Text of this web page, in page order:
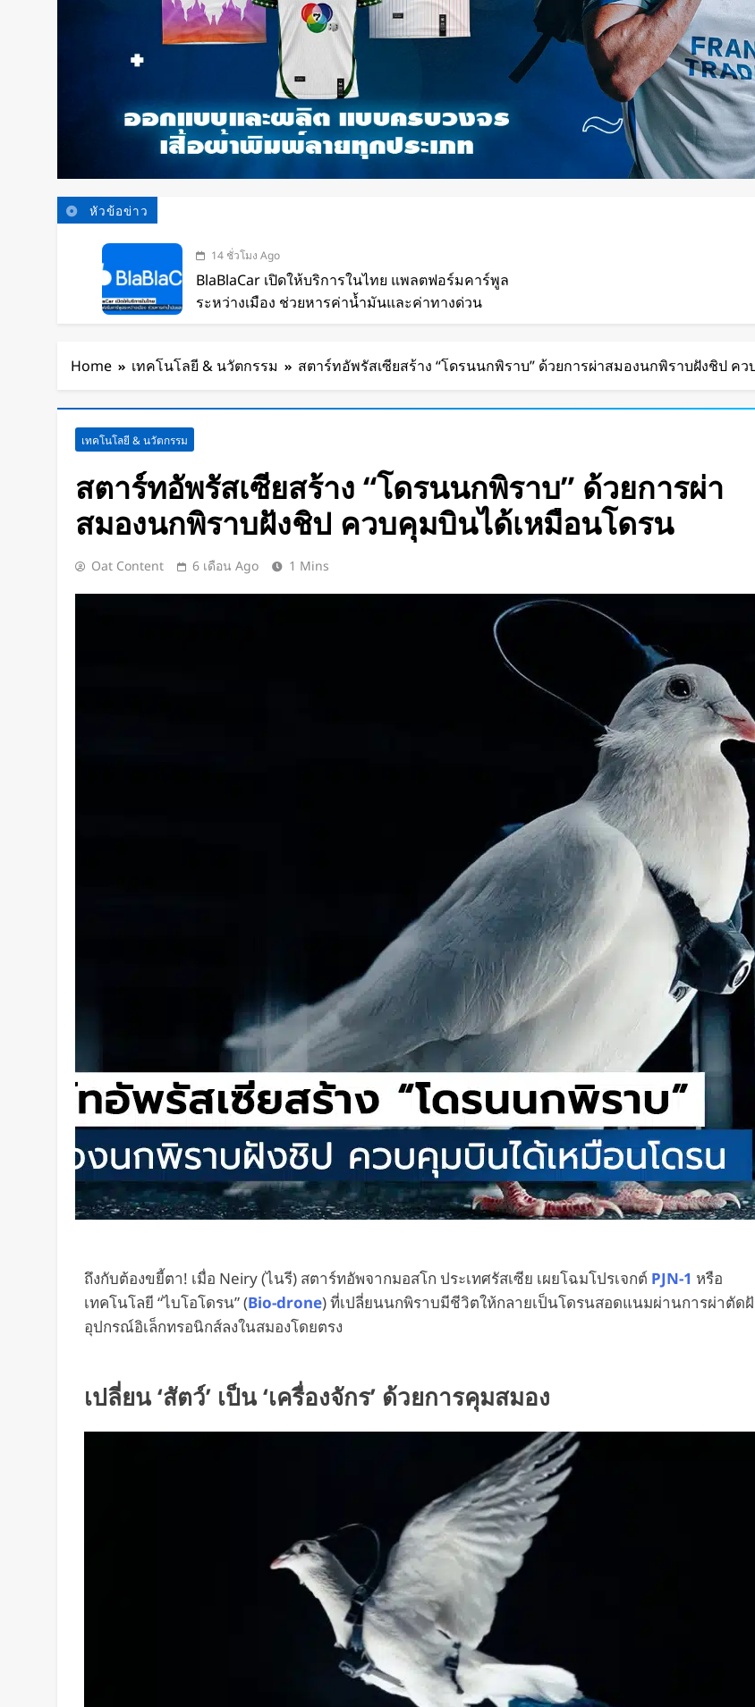
หัวข้อข่าว
14 ชั่วโมง Ago
BlaBlaCar เปิดให้บริการในไทย แพลตฟอร์มคาร์พูล
ระหว่างเมือง ช่วยหารค่าน้ำมันและค่าทางด่วน
เท่า
18 ชั่วโมง Ago
ทีมนักศึกษาจากเนเธอร์แลนด์เปิดตัว Stella Juva รถ
พยาบาลพลังงานแสงอาทิตย์คันแรกของโลก วิ่งไกล
กว่า 700 กม.
เปิดตัว CMF Clip Pro หูฟังคลิปหนีบหูรุ่นแรก! มาพร้อม
Spotify เพิ่มโหมดวิ่งใหม่ ปรับเพลงตามความเร็วและ
เปลี่ยนขยะพลาสติกเป็นพลังงานสะอาด! นักวิจัยค้นพบ
วิธีผลิต “ไฮโดรเจน” จากพลาสติกผสม โดยไม่ต้องคัด
“MouthPad” เมาส์ควบคุมด้วย “ลิ้น” ช่วยให้ผู้พิการใช้
Home เทคโนโลยี & นวัตกรรม สตาร์ทอัพรัสเซียสร้าง “โดรนนกพิราบ” ด้วยการผ่าสมองนกพิราบฝังชิป ค
เทคโนโลยี & นวัตกรรม
สตาร์ทอัพรัสเซียสร้าง “โดรนนกพิราบ” ด้วยการผ่า
สมองนกพิราบฝังชิป ควบคุมบินได้เหมือนโดรน
Oat Content 6 เดือน Ago 1 Mins
ถึงกับต้องขยี้ตา! เมื่อ Neiry (ไนรี) สตาร์ทอัพจากมอสโก ประเทศรัสเซีย เผยโฉมโปรเจกต์ PJN-1 หรือ
เทคโนโลยี “ไบโอโดรน” (Bio-drone) ที่เปลี่ยนนกพิราบมีชีวิตให้กลายเป็นโดรนสอดแนมผ่านการผ่าตัดฝั
อุปกรณ์อิเล็กทรอนิกส์ลงในสมองโดยตรง
เปลี่ยน ‘สัตว์’ เป็น ‘เครื่องจักร’ ด้วยการคุมสมอง